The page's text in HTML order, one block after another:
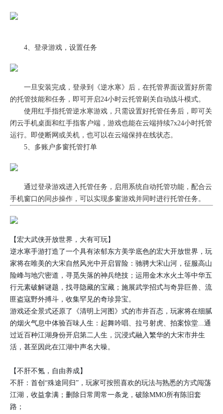
4、登录游戏，设置任务
一旦安装完成，登录到《逆水寒》后，在托管界面设置好所需
的托管技能和任务，即可开启24小时云托管刷关自动战斗模式。
使用红手指托管逆水寒游戏，只需设置好托管任务后，即可关
闭云手机桌面和红手指客户端，游戏也能在云端持续7x24小时托管
运行。即使断网或关机，也可以在云端保持在线状态。
5、多账户多窗托管打单
通过登录游戏进入托管任务，启用系统自动托管功能，配合云
手机窗口的同步操作，可以实现多窗游戏并同时进行托管任务。
【宏大武侠开放世界，大有可玩】
逆水寒手游打造了一个具有浓郁东方美学底色的宏大开放世界，玩
家将在唯美的大宋自然风光中开启冒险：驰骋大宋山河，征服高山
险峰与地穴密道，寻觅失落的神兵绝技；运用金木水火土等中华五
行元素破解谜题，找寻隐藏的宝藏；施展武学招式与奇异巨兽、流
匪盗寇野外搏斗，收集罕见的奇珍异宝。
游戏还全景式还原了《清明上河图》式的市井百态，玩家将在细腻
的烟火气息中体验百味人生：起舞吟唱、拉弓射虎、拍案惊堂...通
过近百种江湖身份开启第二人生，沉浸式融入繁华的大宋市井生
活，甚至因此在江湖中声名大噪。
【不肝不氪，自由养成】
不肝：首创“殊途同归”，玩家可按照喜欢的玩法与熟悉的方式闯荡
江湖，收益拿满；删除日常周常一条龙，破除MMO所有陈旧套
路；